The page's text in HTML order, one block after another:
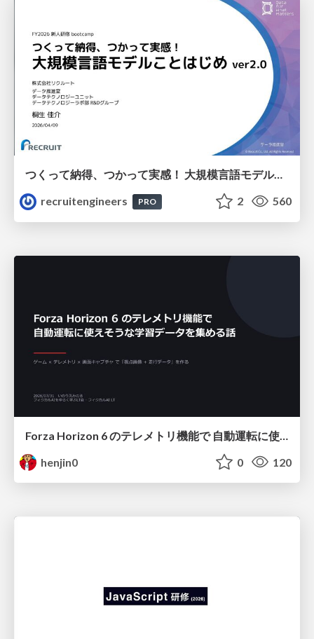
つくって納得、つかって実感！ 大規模言語モデルことはじめ ver2.0
recruitengineers
PRO 2 560
henjin0
0 120